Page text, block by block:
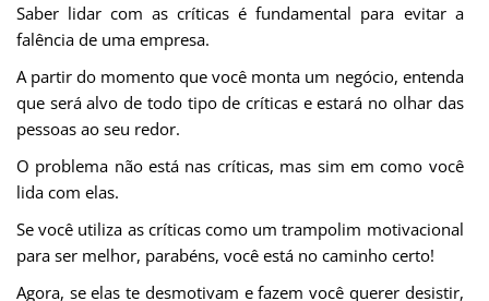
Saber lidar com as críticas é fundamental para evitar a
falência de uma empresa.
A partir do momento que você monta um negócio, entenda
que será alvo de todo tipo de críticas e estará no olhar das
pessoas ao seu redor.
O problema não está nas críticas, mas sim em como você
lida com elas.
Se você utiliza as críticas como um trampolim motivacional
para ser melhor, parabéns, você está no caminho certo!
Agora, se elas te desmotivam e fazem você querer desistir,